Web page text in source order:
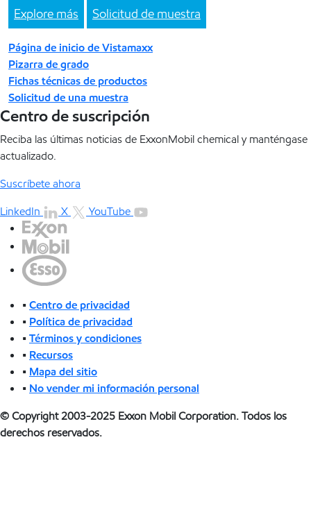
Explore más Solicitud de muestra
Página de inicio de Vistamaxx
Pizarra de grado
Fichas técnicas de productos
Solicitud de una muestra
Centro de suscripción
Reciba las últimas noticias de ExxonMobil chemical y manténgase
actualizado.
Suscríbete ahora
LinkedIn
X YouTube
•Centro de privacidad
• Política de privacidad
•Términos y condiciones
• Recursos
• Mapa del sitio
• No vender mi información personal
© Copyright 2003-2025 Exxon Mobil Corporation. Todos los
derechos reservados.